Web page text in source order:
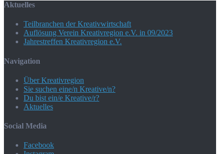
Aktuelles
Teilbranchen der Kreativwirtschaft
Auflösung Verein Kreativregion e.V. in 09/2023
Jahrestreffen Kreativregion e.V.
Navigation
Über Kreativregion
Sie suchen eine/n Kreative/n?
Du bist ein/e Kreative/r?
Aktuelles
Social Media
Facebook